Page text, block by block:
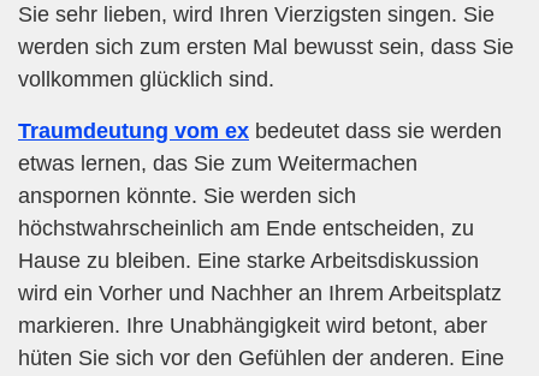
Sie sehr lieben, wird Ihren Vierzigsten singen. Sie
werden sich zum ersten Mal bewusst sein, dass Sie
vollkommen glücklich sind.
Traumdeutung vom ex bedeutet dass sie werden
etwas lernen, das Sie zum Weitermachen
anspornen könnte. Sie werden sich
höchstwahrscheinlich am Ende entscheiden, zu
Hause zu bleiben. Eine starke Arbeitsdiskussion
wird ein Vorher und Nachher an Ihrem Arbeitsplatz
markieren. Ihre Unabhängigkeit wird betont, aber
hüten Sie sich vor den Gefühlen der anderen. Eine